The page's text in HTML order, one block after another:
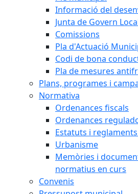
Informació del
Junta de Govern
Comissions
Pla d'Actuació
Codi de bona
Pla de mesures
Plans, programes i
Normativa
Ordenances fiscals
Ordenances
Estatuts i
Urbanisme
Memòries i
normatius en curs
Convenis